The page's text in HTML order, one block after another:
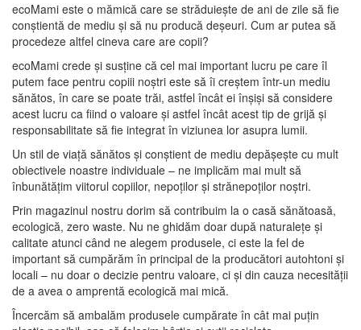
ecoMami este o mămică care se străduiește de ani de zile să fie
conștientă de mediu și să nu producă deșeuri. Cum ar putea să
procedeze altfel cineva care are copii?
ecoMami crede și susține că cel mai important lucru pe care îl
putem face pentru copiii noștri este să îi creștem într-un mediu
sănătos, în care se poate trăi, astfel încât ei înșiși să considere
acest lucru ca fiind o valoare și astfel încât acest tip de grijă și
responsabilitate să fie integrat în viziunea lor asupra lumii.
Un stil de viață sănătos și conștient de mediu depășește cu mult
obiectivele noastre individuale – ne implicăm mai mult să
înbunătățim viitorul copiilor, nepoților și strănepoților noștri.
Prin magazinul nostru dorim să contribuim la o casă sănătoasă,
ecologică, zero waste. Nu ne ghidăm doar după naturalețe și
calitate atunci când ne alegem produsele, ci este la fel de
important să cumpărăm în principal de la producători autohtoni și
locali – nu doar o decizie pentru valoare, ci și din cauza necesității
de a avea o amprentă ecologică mai mică.
Încercăm să ambalăm produsele cumpărate în cât mai puțin